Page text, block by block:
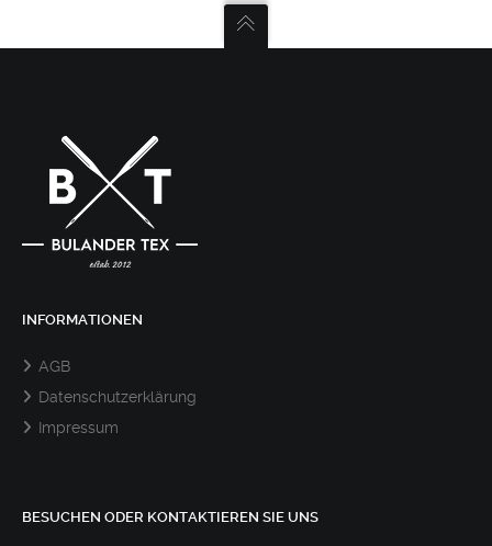
INFORMATIONEN
AGB
Datenschutzerklärung
Impressum
BESUCHEN ODER KONTAKTIEREN SIE UNS